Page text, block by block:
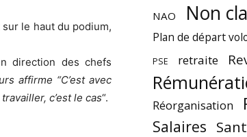
le haut du podium,
direction des chefs
affirme “C’est avec
c’est le cas“.
NAO Non
Plan de départ
PSE retraite
Réorganisation
Salaires